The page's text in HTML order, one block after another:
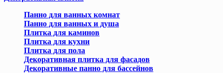
Панно для ванных комнат
Панно для ванных и душа
Плитка для каминов
Плитка для кухни
Плитка для пола
Декоративная плитка для фасадов
Декоративные панно для бассейнов